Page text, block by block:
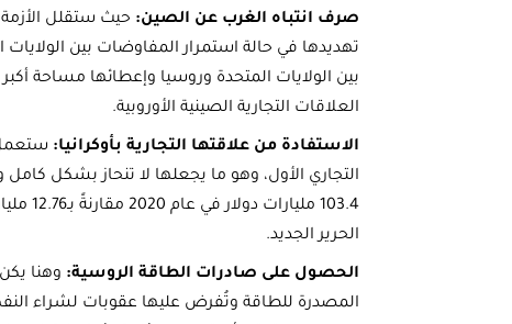
صرف انتباه الغرب عن الصين: حيث ستقلل
تهديدها في حالة استمرار المفاوضات بين
بين الولايات المتحدة وروسيا وإعطائها مساحة
العلاقات التجارية الصينية الأوروبية.
الاستفادة من علاقتها التجارية بأوكرانيا: ستعمل
التجاري الأول، وهو ما يجعلها لا تنحاز بشكل كامل
الحرير الجديد.
الحصول على صادرات الطاقة الروسية: وهنا
المصدرة للطاقة وتُفرض عليها عقوبات لشراء